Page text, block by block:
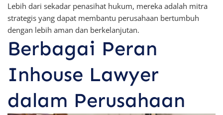
Lebih dari sekadar penasihat hukum, mereka adalah mitra
strategis yang dapat membantu perusahaan bertumbuh
dengan lebih aman dan berkelanjutan.
Berbagai Peran
Inhouse Lawyer
dalam Perusahaan